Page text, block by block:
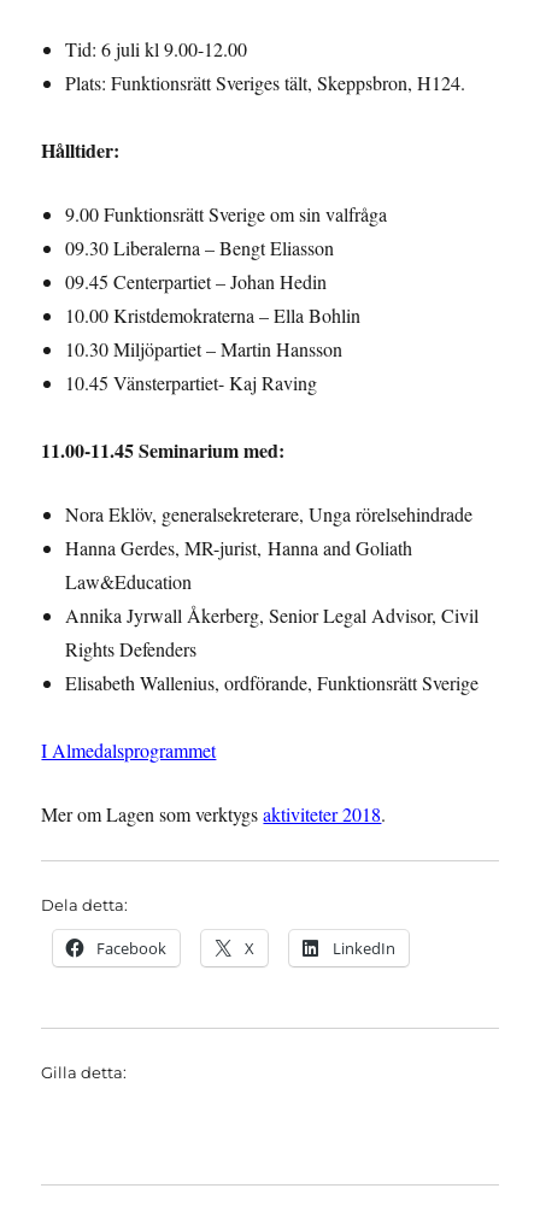
Tid: 6 juli kl 9.00-12.00
Plats: Funktionsrätt Sveriges tält, Skeppsbron, H124.
Hålltider:
9.00 Funktionsrätt Sverige om sin valfråga
09.30 Liberalerna – Bengt Eliasson
09.45 Centerpartiet – Johan Hedin
10.00 Kristdemokraterna – Ella Bohlin
10.30 Miljöpartiet – Martin Hansson
10.45 Vänsterpartiet- Kaj Raving
11.00-11.45 Seminarium med:
Nora Eklöv, generalsekreterare, Unga rörelsehindrade
Hanna Gerdes, MR-jurist, Hanna and Goliath
Law&Education
Annika Jyrwall Åkerberg, Senior Legal Advisor, Civil
Rights Defenders
Elisabeth Wallenius, ordförande, Funktionsrätt Sverige
I Almedalsprogrammet
Mer om Lagen som verktygsaktiviteter 2018.
Dela detta:
Facebook X LinkedIn
Gilla detta: